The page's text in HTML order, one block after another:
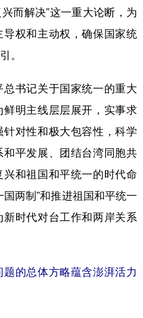
而解决”这一重大论断，为
权和主动权，确保国家统
。
书记关于国家统一的重大
明主线层层展开，实事求
对性和极大包容性，科学
平发展、团结台湾同胞共
和祖国和平统一的时代命
两制”和推进祖国和平统一
时代对台工作和两岸关系
的总体方略蕴含澎湃活力